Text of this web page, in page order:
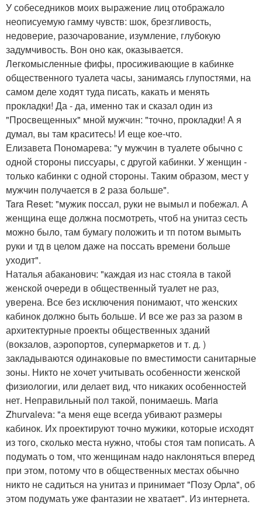
У собеседников моих выражение лиц отображало
неописуемую гамму чувств: шок, брезгливость,
недоверие, разочарование, изумление, глубокую
задумчивость. Вон оно как, оказывается.
Легкомысленные фифы, просиживающие в кабинке
общественного туалета часы, занимаясь глупостями, на
самом деле ходят туда писать, какать и менять
прокладки! Да - да, именно так и сказал один из
"Просвещенных" мной мужчин: "точно, прокладки! А я
думал, вы там краситесь! И еще кое-что.
Елизавета Пономарева: "у мужчин в туалете обычно с
одной стороны писсуары, с другой кабинки. У женщин -
только кабинки с одной стороны. Таким образом, мест у
мужчин получается в 2 раза больше".
Tara Reset: "мужик поссал, руки не вымыл и побежал. А
женщина еще должна посмотреть, чтоб на унитаз сесть
можно было, там бумагу положить и тп потом вымыть
руки и тд в целом даже на поссать времени больше
уходит".
Наталья абаканович: "каждая из нас стояла в такой
женской очереди в общественный туалет не раз,
уверена. Все без исключения понимают, что женских
кабинок должно быть больше. И все же раз за разом в
архитектурные проекты общественных зданий
(вокзалов, аэропортов, супермаркетов и т. д. )
закладываются одинаковые по вместимости санитарные
зоны. Никто не хочет учитывать особенности женской
физиологии, или делает вид, что никаких особенностей
нет. Неправильный пол такой, понимаешь. Maria
Zhurvaleva: "а меня еще всегда убивают размеры
кабинок. Их проектируют точно мужики, которые исходят
из того, сколько места нужно, чтобы стоя там пописать. А
подумать о том, что женщинам надо наклоняться вперед
при этом, потому что в общественных местах обычно
никто не садиться на унитаз и принимает "Позу Орла", об
этом подумать уже фантазии не хватает". Из интернета.